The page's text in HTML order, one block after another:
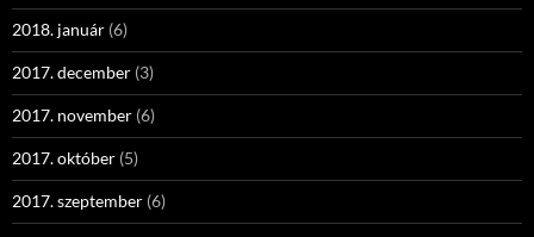
2018. január (6)
2017. december (3)
2017. november (6)
2017. október (5)
2017. szeptember (6)